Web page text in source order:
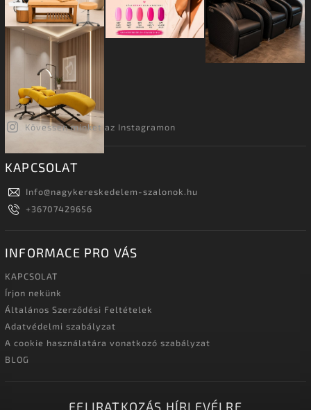
Kövessen minket az Instagramon
KAPCSOLAT
Info@nagykereskedelem-szalonok.hu
+36707429656
INFORMACE PRO VÁS
KAPCSOLAT
Írjon nekünk
Általános Szerződési Feltételek
Adatvédelmi szabályzat
A cookie használatára vonatkozó szabályzat
BLOG
FELIRATKOZÁS HÍRLEVÉLRE